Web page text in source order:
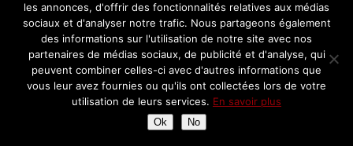
On profite de ces sources d’eaux chaudes pour faire une petite
baignade dans un cours d’eau… attention, à certains endroits
c’est brûlant!
les annonces, d'offrir des fonctionnalités relatives aux médias
sociaux et d'analyser notre trafic. Nous partageons également
des informations sur l'utilisation de notre site avec nos
partenaires de médias sociaux, de publicité et d'analyse, qui
peuvent combiner celles-ci avec d'autres informations que
vous leur avez fournies ou qu'ils ont collectées lors de votre
utilisation de leurs services. En savoir plus
Ok No